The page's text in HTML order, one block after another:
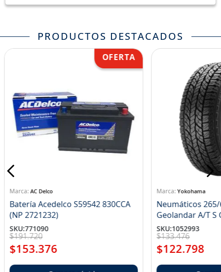
PRODUCTOS DESTACADOS
AC Delco
Batería Acedelco S59542 830CCA
(NP 2721232)
SKU:771090
$191.720
$153.376
Yokohama
Neumáticos 265/
SKU:1052993
$133.476
$122.798